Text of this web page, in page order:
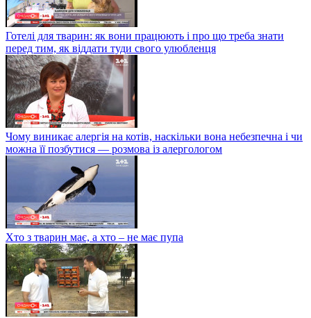
Готелі для тварин: як вони працюють і про що треба знати
перед тим, як віддати туди свого улюбленця
Чому виникає алергія на котів, наскільки вона небезпечна і чи
можна її позбутися — розмова із алергологом
Хто з тварин має, а хто – не має пупа